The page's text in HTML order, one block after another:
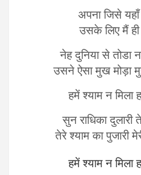
अपना जिसे
उसके लिए मैं ही
नेह दुनिया से तोडा
उसने ऐसा मुख मोड़ा
हमें श्याम न मिला
सुन राधिका दुलारी
तेरे श्याम का पुजारी
हमें श्याम न मिला